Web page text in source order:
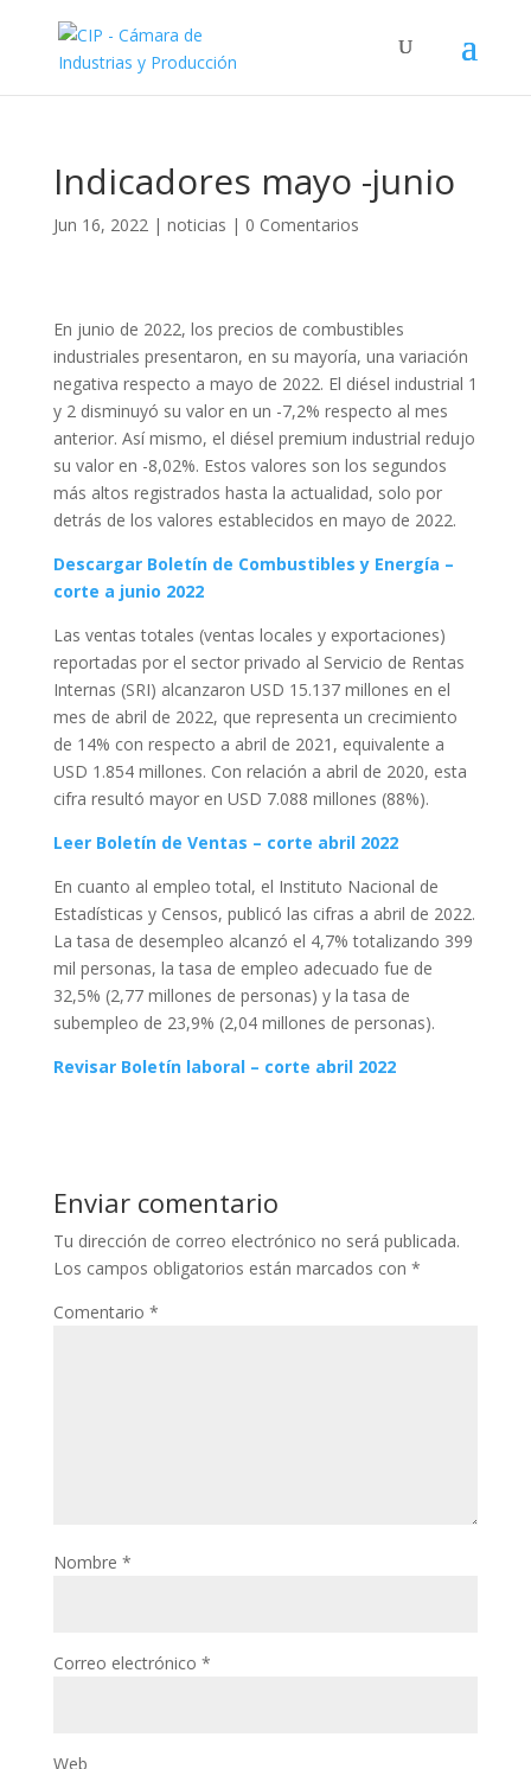
Indicadores mayo -junio
Jun 16, 2022| noticias | 0 Comentarios
En junio de 2022, los precios de combustibles
industriales presentaron, en su mayoría, una variación
negativa respecto a mayo de 2022. El diésel industrial 1
y 2 disminuyó su valor en un -7,2% respecto al mes
anterior. Así mismo, el diésel premium industrial redujo
su valor en -8,02%. Estos valores son los segundos
más altos registrados hasta la actualidad, solo por
detrás de los valores establecidos en mayo de 2022.
Descargar Boletín de Combustibles y Energía –
corte a junio 2022
Las ventas totales (ventas locales y exportaciones)
reportadas por el sector privado al Servicio de Rentas
Internas (SRI) alcanzaron USD 15.137 millones en el
mes de abril de 2022, que representa un crecimiento
de 14% con respecto a abril de 2021, equivalente a
USD 1.854 millones. Con relación a abril de 2020, esta
cifra resultó mayor en USD 7.088 millones (88%).
Leer Boletín de Ventas – corte abril 2022
En cuanto al empleo total, el Instituto Nacional de
Estadísticas y Censos, publicó las cifras a abril de 2022.
La tasa de desempleo alcanzó el 4,7% totalizando 399
mil personas, la tasa de empleo adecuado fue de
32,5% (2,77 millones de personas) y la tasa de
subempleo de 23,9% (2,04 millones de personas).
Revisar Boletín laboral – corte abril 2022
Enviar comentario
Tu dirección de correo electrónico no será publicada.
Los campos obligatorios están marcados con *
Comentario *
Nombre *
Correo electrónico *
Web